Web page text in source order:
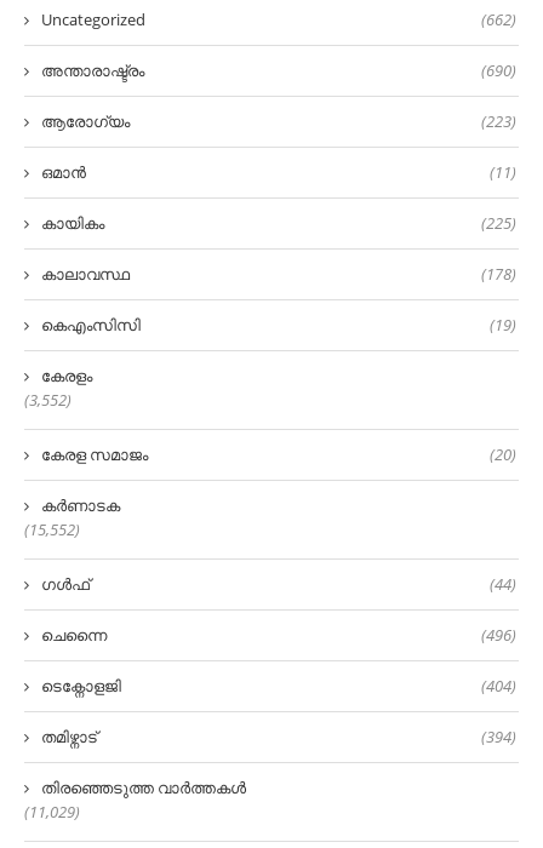
Uncategorized (662)
അന്താരാഷ്ട്രം (690)
ആരോഗ്യം (223)
ഒമാൻ (11)
കായികം (225)
കാലാവസ്ഥ (178)
കെഎംസിസി (19)
കേരളം
(3,552)
കേരള സമാജം (20)
കർണാടക
(15,552)
ഗൾഫ് (44)
ചെന്നൈ (496)
ടെക്നോളജി (404)
തമിഴ്നാട് (394)
തിരഞ്ഞെടുത്ത വാർത്തകൾ
(11,029)